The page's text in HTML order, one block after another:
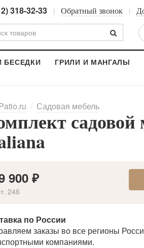
318-32-33 Обратный звонок
БЕСЕДКИ
ГРИЛИ И МАНГАЛЫ
Садовая мебель
садовой
900 ₽
246
по России
заказы во все регионы
компаниями.